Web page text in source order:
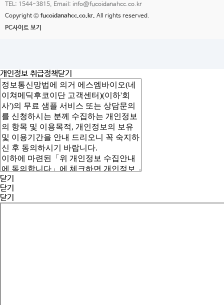
TEL: 1544-3815, Email: info@fucoidanahcc.co.kr
Copyright © fucoidanahcc.co.kr. All rights reserved.
PC사이트 보기
개인정보 취급정책닫기
닫기
닫기
닫기